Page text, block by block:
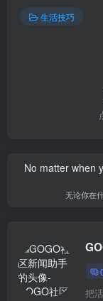
生活技巧
No matter when
无论你在
把